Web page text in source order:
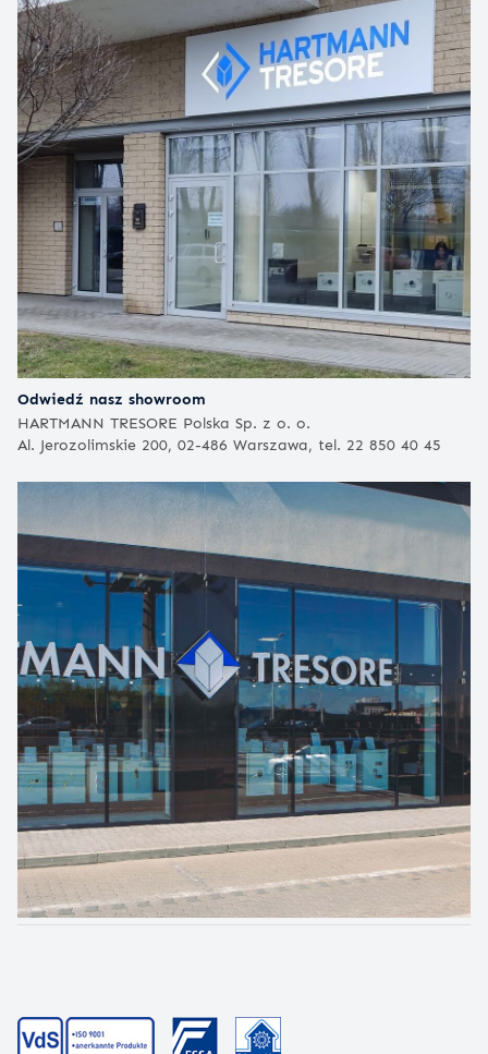
Odwiedź nasz showroom
HARTMANN TRESORE Polska Sp. z o. o.
Al. Jerozolimskie 200, 02-486 Warszawa, tel. 22 850 40 45